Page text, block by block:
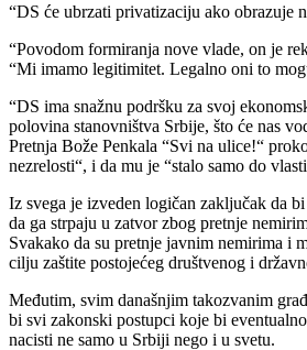
“DS će ubrzati privatizaciju ako obrazuje
“Povodom formiranja nove vlade, on je
“Mi imamo legitimitet. Legalno oni to
“DS ima snažnu podršku za svoj
polovina stanovništva Srbije, što će nas
Pretnja Bože Penkala “Svi na ulice!“
nezrelosti“, i da mu je “stalo samo do
Iz svega je izveden logičan zaključak da
da ga strpaju u zatvor zbog pretnje
Svakako da su pretnje javnim nemirima i
cilju zaštite postojećeg društvenog i
Međutim, svim današnjim takozvanim
bi svi zakonski postupci koje bi
nacisti ne samo u Srbiji nego i u svetu.